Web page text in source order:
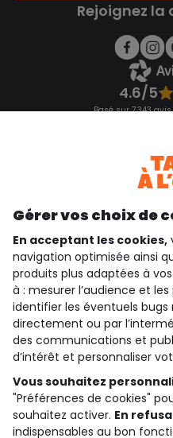
Rejoignez
4.6/5
Basé sur 7 343
qui sommes-nous ?
besoin d'aide ?
le club fidélité
notre catalogue
Conditions générales de ventes
Gérer vos choix de
En acceptant les cookies,
navigation optimisée ainsi
produits plus adaptées à
à : mesurer l’audience et
identifier les éventuels
directement ou par
des communications et
d’intérêt et personnaliser
Vous souhaitez
"Préférences de cookies"
souhaitez activer. En
indispensables au bon